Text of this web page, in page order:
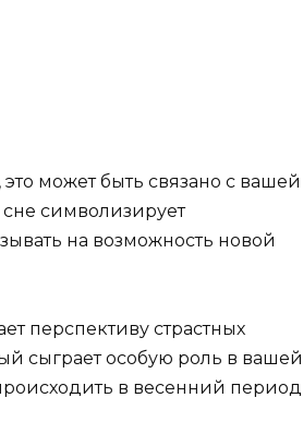
может быть связано с вашей
символизирует
на возможность новой
перспективу страстных
сыграет особую роль в вашей
в весенний период